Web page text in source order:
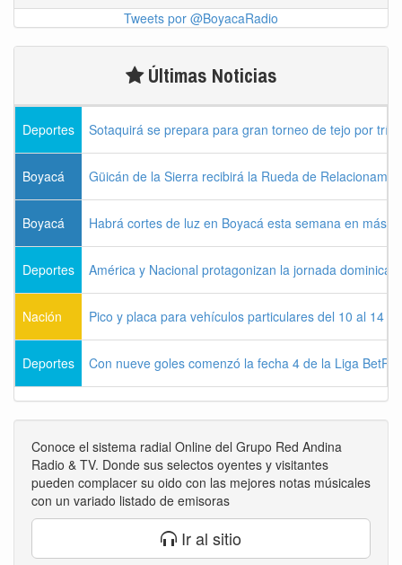
Tweets por @BoyacaRadio
Últimas Noticias
Deportes Sotaquirá se prepara para gran torneo de tejo por tríos
Boyacá Güicán de la Sierra recibirá la Rueda de
Boyacá Habrá cortes de luz en Boyacá esta semana en más
Deportes América y Nacional protagonizan la jornada dominical
Nación Pico y placa para vehículos particulares del 10 al 14
Deportes Con nueve goles comenzó la fecha 4 de la Liga
Conoce el sistema radial Online del Grupo Red Andina
Radio & TV. Donde sus selectos oyentes y visitantes
pueden complacer su oido con las mejores notas músicales
con un variado listado de emisoras
Ir al sitio